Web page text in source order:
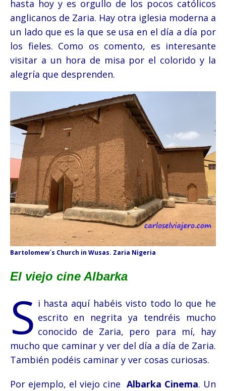
hasta hoy y es orgullo de los pocos católicos
anglicanos de Zaria. Hay otra iglesia moderna a
un lado que es la que se usa en el día a día por
los fieles. Como os comento, es interesante
visitar a un hora de misa por el colorido y la
alegría que desprenden.
Bartolomew´s Church in Wusas. Zaria Nigeria
El viejo cine Albarka
S i hasta aquí habéis visto todo lo que he
escrito en negrita ya tendréis mucho
conocido de Zaria, pero para mí, hay
mucho que caminar y ver del día a día de Zaria.
También podéis caminar y ver cosas curiosas.
Por ejemplo, el viejo cine Albarka Cinema. Un